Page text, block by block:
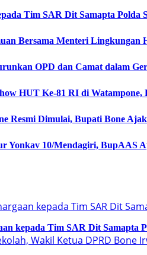
Tim SAR Dit Samapta Polda
Bersama Menteri Lingkungan
OPD dan Camat dalam
HUT Ke-81 RI di
Resmi Dimulai, Bupati Bone
Yonkav 10/Mendagiri, BupAAS
kepada Tim SAR Dit Samapta